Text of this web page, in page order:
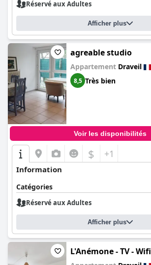
Réservé aux Adultes
Afficher plus
agreable studio
Appartement Draveil
8,5 Très bien
Voir les disponibilités
$ +1
Information
Catégories
Réservé aux Adultes
Afficher plus
L'Anémone - TV - Wifi